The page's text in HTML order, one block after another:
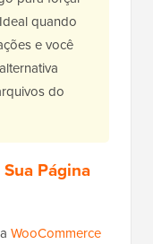
quando
e você
do
Página
WooCommerce